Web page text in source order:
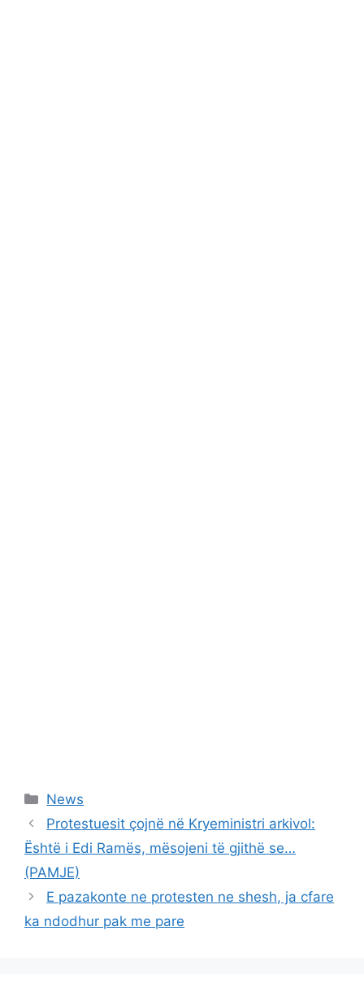
Categories
News
Protestuesit çojnë në Kryeministri arkivol:
Është i Edi Ramës, mësojeni të gjithë se…
(PAMJE)
E pazakonte ne protesten ne shesh, ja cfare
ka ndodhur pak me pare